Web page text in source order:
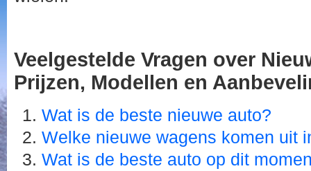
Veelgestelde Vragen over
Prijzen, Modellen en
Wat is de beste nieuwe auto?
Welke nieuwe wagens komen uit
Wat is de beste auto op dit